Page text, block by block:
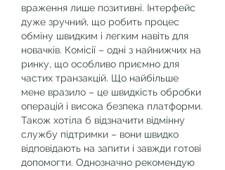
враження лише позитивні. Інтерфейс
дуже зручний, що робить процес
обміну швидким і легким навіть для
новачків. Комісії – одні з найнижчих на
ринку, що особливо приємно для
частих транзакцій. Що найбільше
мене вразило – це швидкість обробки
операцій і висока безпека платформи.
Також хотіла б відзначити відмінну
службу підтримки – вони швидко
відповідають на запити і завжди готові
допомогти. Однозначно рекомендую